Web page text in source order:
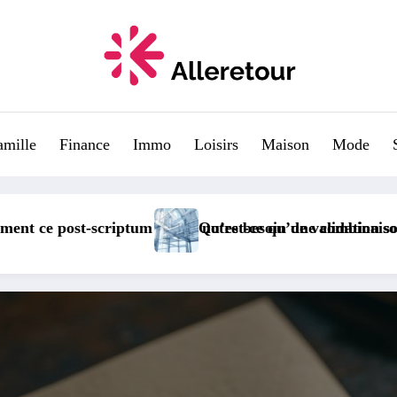
Finance Immo Loisirs Maison Mode
: Guide complet des normes de securite
Comment Fumer un Cigare et Choisir le Whisky